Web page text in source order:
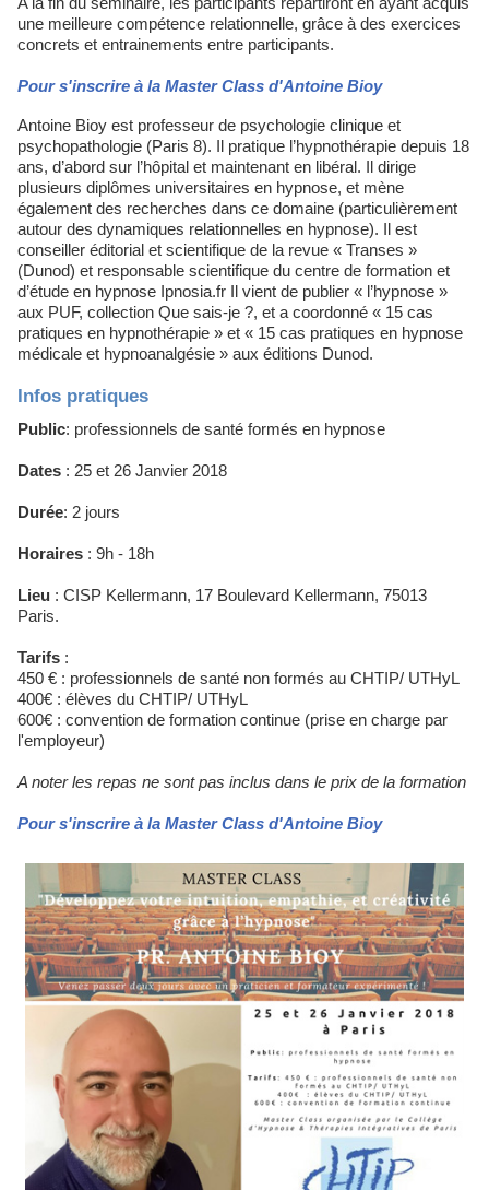
une meilleure compétence relationnelle, grâce à des exercices
concrets et entrainements entre participants.
Pour s'inscrire à la Master Class d'Antoine Bioy
Antoine Bioy est professeur de psychologie clinique et
psychopathologie (Paris 8). Il pratique l’hypnothérapie depuis 18
ans, d’abord sur l’hôpital et maintenant en libéral. Il dirige
plusieurs diplômes universitaires en hypnose, et mène
également des recherches dans ce domaine (particulièrement
autour des dynamiques relationnelles en hypnose). Il est
conseiller éditorial et scientifique de la revue « Transes »
(Dunod) et responsable scientifique du centre de formation et
d’étude en hypnose Ipnosia.fr Il vient de publier « l’hypnose »
aux PUF, collection Que sais-je ?, et a coordonné « 15 cas
pratiques en hypnothérapie » et « 15 cas pratiques en hypnose
médicale et hypnoanalgésie » aux éditions Dunod.
Infos pratiques
Public: professionnels de santé formés en hypnose
Dates : 25 et 26 Janvier 2018
Durée: 2 jours
Horaires : 9h - 18h
Lieu : CISP Kellermann, 17 Boulevard Kellermann, 75013
Paris.
Tarifs :
450 € : professionnels de santé non formés au CHTIP/ UTHyL
400€ : élèves du CHTIP/ UTHyL
600€ : convention de formation continue (prise en charge par
l'employeur)
A noter les repas ne sont pas inclus dans le prix de la formation
Pour s'inscrire à la Master Class d'Antoine Bioy